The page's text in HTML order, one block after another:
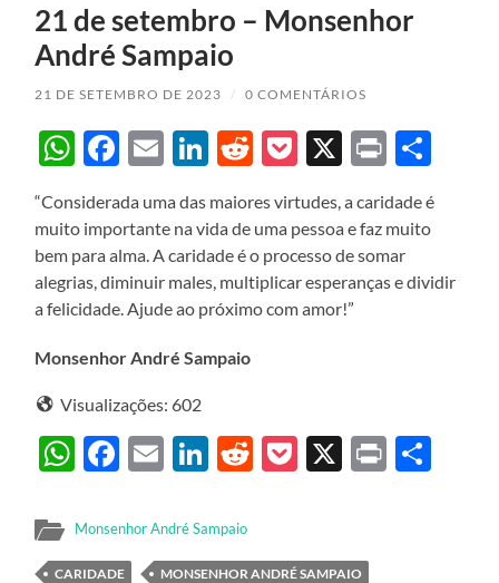
21 de setembro – Monsenhor
André Sampaio
21 DE SETEMBRO DE 2023 / 0 COMENTÁRIOS
WhatsApp
Facebook
EmailLinkedIn
Reddit
Pocket
X Print
“Considerada uma das maiores virtudes, a caridade é
muito importante na vida de uma pessoa e faz muito
bem para alma. A caridade é o processo de somar
alegrias, diminuir males, multiplicar esperanças e dividir
a felicidade. Ajude ao próximo com amor!”
Monsenhor André Sampaio
Visualizações: 602
WhatsApp
Facebook
EmailLinkedIn
Reddit
Pocket
X Print
Monsenhor André Sampaio
CARIDADE
MONSENHOR ANDRÉ SAMPAIO